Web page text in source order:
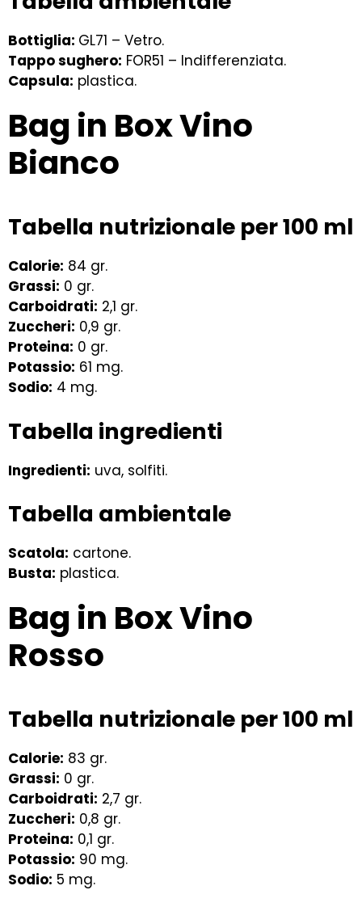
Bottiglia: GL71 – Vetro.
Tappo sughero: FOR51 – Indifferenziata.
Capsula: plastica.
Bag in Box Vino
Bianco
Tabella nutrizionale per 100 ml
Calorie: 84 gr.
Grassi: 0 gr.
Carboidrati: 2,1 gr.
Zuccheri: 0,9 gr.
Proteina: 0 gr.
Potassio: 61 mg.
Sodio: 4 mg.
Tabella ingredienti
Ingredienti: uva, solfiti.
Tabella ambientale
Scatola: cartone.
Busta: plastica.
Bag in Box Vino
Rosso
Tabella nutrizionale per 100 ml
Calorie: 83 gr.
Grassi: 0 gr.
Carboidrati: 2,7 gr.
Zuccheri: 0,8 gr.
Proteina: 0,1 gr.
Potassio: 90 mg.
Sodio: 5 mg.